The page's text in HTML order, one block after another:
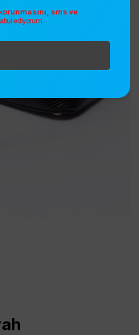
sms ve
ediyorum.